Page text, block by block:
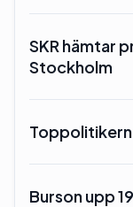
SKR hämtar
Stockholm
Burson upp